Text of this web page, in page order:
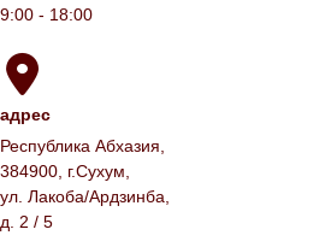
9:00 - 18:00
адрес
Республика Абхазия,
384900, г.Сухум,
ул. Лакоба/Ардзинба,
д. 2 / 5